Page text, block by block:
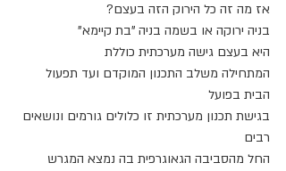
אז מה זה כל הירוק הזה בעצם?
בניה ירוקה או בשמה בניה "בת קיימא"
היא בעצם גישה מערכתית כוללת
המתחילה משלב התכנון המוקדם ועד תפעול
הבית בפועל
בגישת תכנון מערכתית זו כלולים גורמים ונושאים
רבים
החל מהסביבה הגאוגרפית בה נמצא המגרש